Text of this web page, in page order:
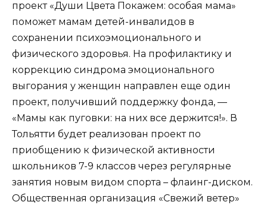
проект «Души Цвета Покажем: особая мама»
поможет мамам детей-инвалидов в
сохранении психоэмоционального и
физического здоровья. На профилактику и
коррекцию синдрома эмоционального
выгорания у женщин направлен еще один
проект, получивший поддержку фонда, —
«Мамы как пуговки: на них все держится!». В
Тольятти будет реализован проект по
приобщению к физической активности
школьников 7-9 классов через регулярные
занятия новым видом спорта – флаинг-диском.
Общественная организация «Свежий ветер»